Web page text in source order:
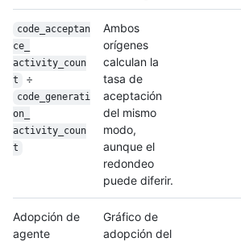
code_acceptan
ce_
activity_coun
t
÷
code_generati
on_
activity_coun
t
Ambos
orígenes
calculan la
tasa de
aceptación
del mismo
modo,
aunque el
redondeo
puede diferir.
Adopción de
agente
Gráfico de
adopción del